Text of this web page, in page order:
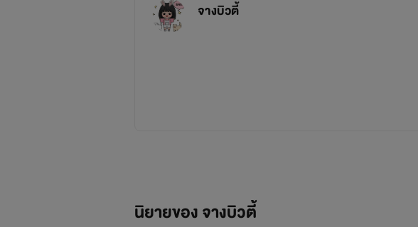
จางบิวตี้
นิยายของ จางบิวตี้